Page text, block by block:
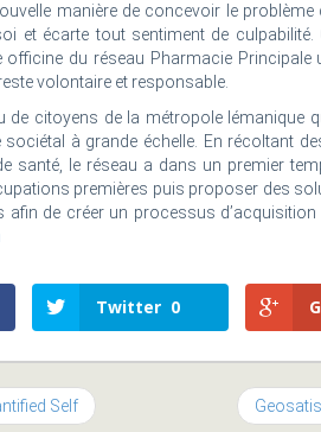
manière de concevoir le
et écarte tout sentiment de culpabilité.
du réseau Pharmacie
volontaire et responsable.
de citoyens de la métropole lémanique
à grande échelle. En récoltant
santé, le réseau a dans un premier
premières puis proposer des
afin de créer un processus
Twitter 0
Self